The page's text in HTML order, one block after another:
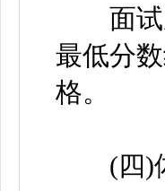
面试成
最低分
格。
(四)体